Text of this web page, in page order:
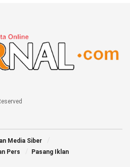
Media Siber
Pers
Pasang Iklan